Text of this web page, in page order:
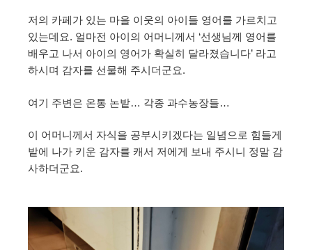
저의 카페가 있는 마을 이웃의 아이들 영어를 가르치고
있는데요. 얼마전 아이의 어머니께서 ‘선생님께 영어를
배우고 나서 아이의 영어가 확실히 달라졌습니다’ 라고
하시며 감자를 선물해 주시더군요.
여기 주변은 온통 논밭… 각종 과수농장들…
이 어머니께서 자식을 공부시키겠다는 일념으로 힘들게
밭에 나가 키운 감자를 캐서 저에게 보내 주시니 정말 감
사하더군요.